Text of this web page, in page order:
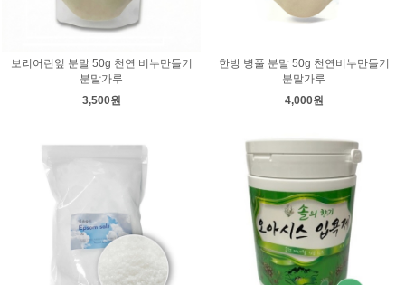
보리어린잎 분말 50g 천연 비누만들기
분말가루
3,500원
한방 병풀 분말 50g 천연비누만들기
분말가루
4,000원